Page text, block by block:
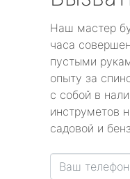
Наш мастер
часа
пустыми
опыту за
с собой в
инструметов
садовой и